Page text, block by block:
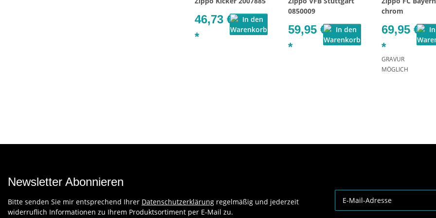
46,73 €
*
0850009
59,95 €
*
chrom
69,95 €
*
GRAVUR
MÖGLICH
Newsletter Abonnieren
Bitte senden Sie mir entsprechend Ihrer Datenschutzerklärung regelmäßig und jederzeit
widerruflich Informationen zu Ihrem Produktsortiment per E-Mail zu.